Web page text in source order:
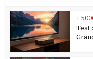
+
Test